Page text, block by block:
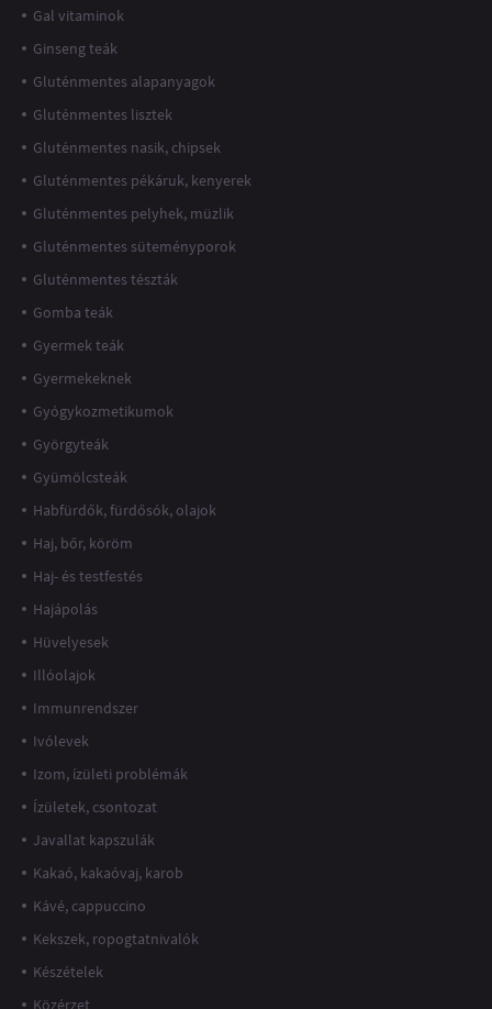
Gal vitaminok
Ginseng teák
Gluténmentes alapanyagok
Gluténmentes lisztek
Gluténmentes nasik, chipsek
Gluténmentes pékáruk, kenyerek
Gluténmentes pelyhek, müzlik
Gluténmentes süteményporok
Gluténmentes tészták
Gomba teák
Gyermek teák
Gyermekeknek
Gyógykozmetikumok
Györgyteák
Gyümölcsteák
Habfürdők, fürdősók, olajok
Haj, bőr, köröm
Haj- és testfestés
Hajápolás
Hüvelyesek
Illóolajok
Immunrendszer
Ivólevek
Izom, ízületi problémák
Ízületek, csontozat
Javallat kapszulák
Kakaó, kakaóvaj, karob
Kávé, cappuccino
Kekszek, ropogtatnivalók
Készételek
Közérzet